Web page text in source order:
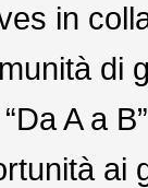
in
di
A a